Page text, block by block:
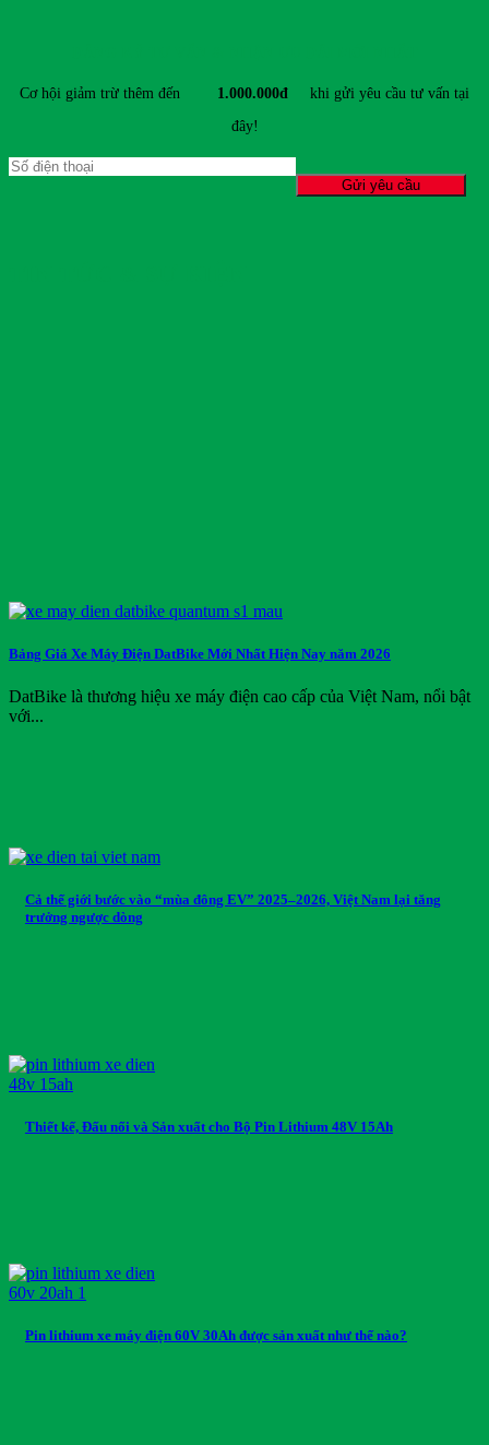
Cơ hội giảm trừ thêm đến 1.000.000đ
khi gửi yêu cầu tư vấn tại
đây!
Bảng Giá Xe Máy Điện DatBike Mới Nhất Hiện Nay năm 2026
DatBike là thương hiệu xe máy điện cao cấp của Việt Nam, nổi bật
với...
Cả thế giới bước vào “mùa đông EV” 2025–2026, Việt Nam lại tăng
trưởng ngược dòng
Thiết kế, Đấu nối và Sản xuất cho Bộ Pin Lithium 48V 15Ah
Pin lithium xe máy điện 60V 30Ah được sản xuất như thế nào?